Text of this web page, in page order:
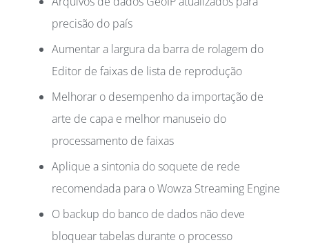
precisão do país
Aumentar a largura da barra de rolagem do
Editor de faixas de lista de reprodução
Melhorar o desempenho da importação de
arte de capa e melhor manuseio do
processamento de faixas
Aplique a sintonia do soquete de rede
recomendada para o Wowza Streaming Engine
O backup do banco de dados não deve
bloquear tabelas durante o processo